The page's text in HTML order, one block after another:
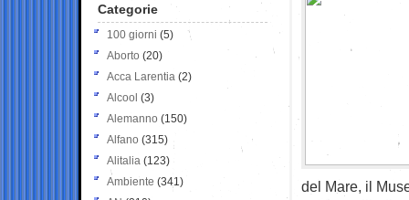
del Mare, il
Categorie
100 giorni (5)
Aborto (20)
Acca Larentia (2)
Alcool (3)
Alemanno (150)
Alfano (315)
Alitalia (123)
Ambiente (341)